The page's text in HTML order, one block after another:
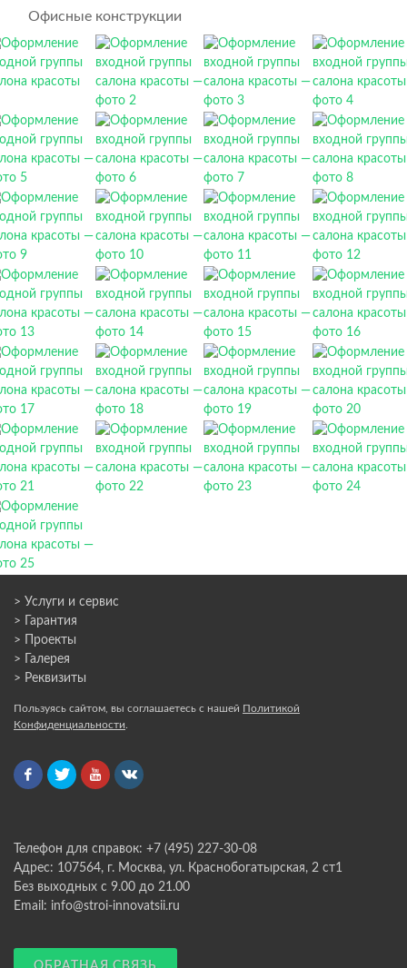
Офисные конструкции
> Услуги и сервис
> Гарантия
> Проекты
> Галерея
> Реквизиты
Пользуясь сайтом, вы соглашаетесь с нашей Политикой
Конфиденциальности
Телефон для справок: +7 (495) 227-30-08
Адрес: 107564, г. Москва, ул. Краснобогатырская, 2 ст1
Без выходных с 9.00 до 21.00
Email: info@stroi-innovatsii.ru